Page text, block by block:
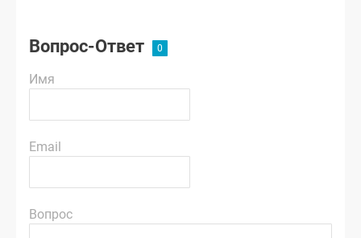
Вопрос-Ответ
Имя
Email
Вопрос